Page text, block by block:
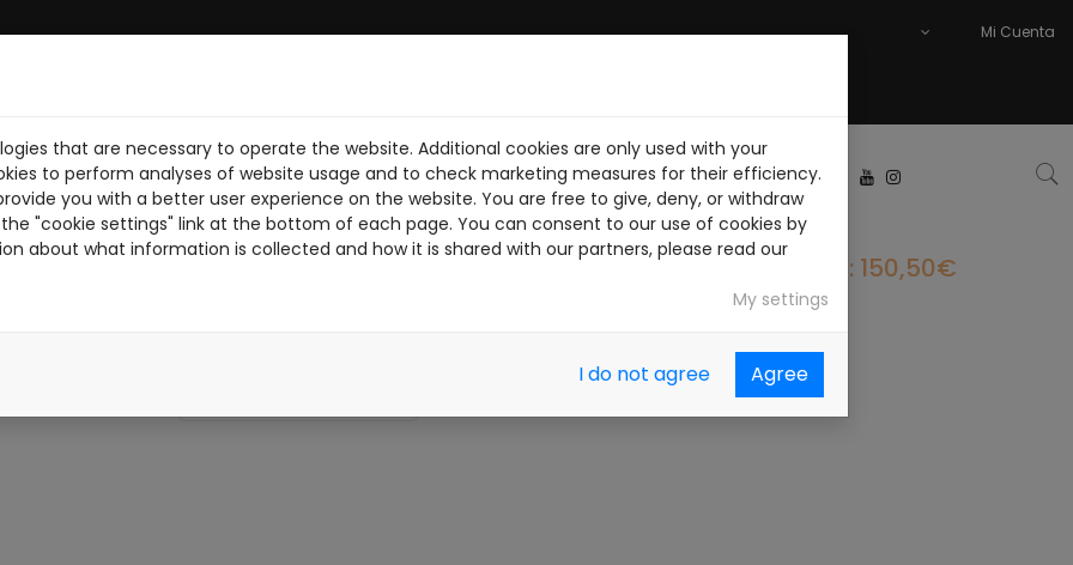
Mi Cuenta
NOSOTROS DESCARGA PDF NOTICIAS PILOTOS TRABAJA CON NOSOTROS
PVP: 150,50€
that are necessary to operate the website. Additional cookies are only used with your
to perform analyses of website usage and to check marketing measures for their efficiency.
you with a better user experience on the website. You are free to give, deny, or withdraw
"cookie settings" link at the bottom of each page. You can consent to our use of cookies by
about what information is collected and how it is shared with our partners, please read our
My settings
I do not agree Agree